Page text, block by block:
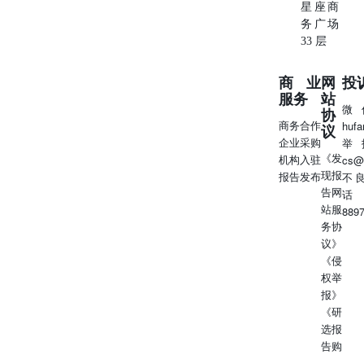
星座商
务广场
33 层
商业
服务
商务合作
企业采购
机构入驻
报告发布
网
站
协
议
《发
现报
告网
站服
务协
议》
《侵
权举
报》
《研
选报
告购
投
微
举
不